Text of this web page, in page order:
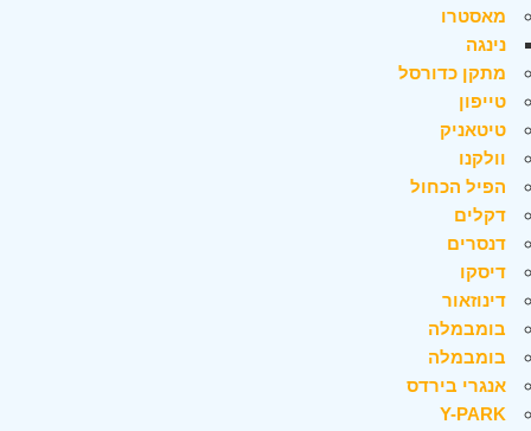
מאסטרו
נינגה
מתקן כדורסל
טייפון
טיטאניק
וולקנו
הפיל הכחול
דקלים
דנסרים
דיסקו
דינוזאור
בומבמלה
בומבמלה
אנגרי בירדס
Y-PARK